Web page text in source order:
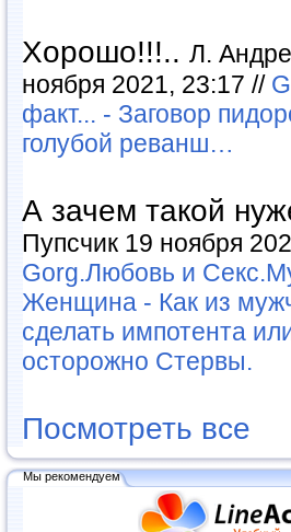
Хорошо!!!.. Л.
ноября 2021, 23:17 //
факт... - Заговор
голубой реванш…
А зачем такой
Пупсчик 19 ноября
Gorg.Любовь и
Женщина - Как из
сделать импотента
осторожно Стервы.
Посмотреть все
Мы рекомендуем